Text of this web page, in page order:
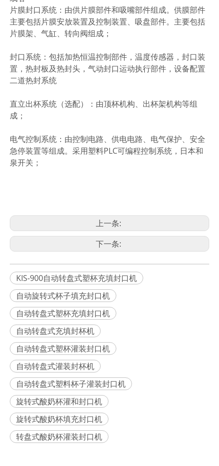
片膜封口系统：由供片膜部件和吸嘴部件组成。供膜部件
主要包括片膜安放装置及控制装置、吸盘部件。主要包括
片膜架、气缸、转向阀组成；
封口系统：包括加热恒温控制部件，温度传感器，封口装
置，热封板及热封头，气动封口运动执行部件，设备配置
二道热封系统
直立出杯系统（选配）：由顶杯机构、出杯架机构等组
成；
电气控制系统：由控制电路、供电电路、电气保护、安全
急停装置等组成。采用塑料PLC可编程控制系统，日本和
泉开关；
上一条:
下一条:
KIS-900自动转盘式塑杯充填封口机
自动旋转式杯子填充封口机
自动转盘式塑杯充填封口机
自动转盘式充填封杯机
自动转盘式塑杯灌装封口机
自动转盘式灌装封杯机
自动转盘式塑料杯子灌装封口机
旋转式酸奶杯灌和封口机
旋转式酸奶杯填充封口机
转盘式酸奶杯灌装封口机